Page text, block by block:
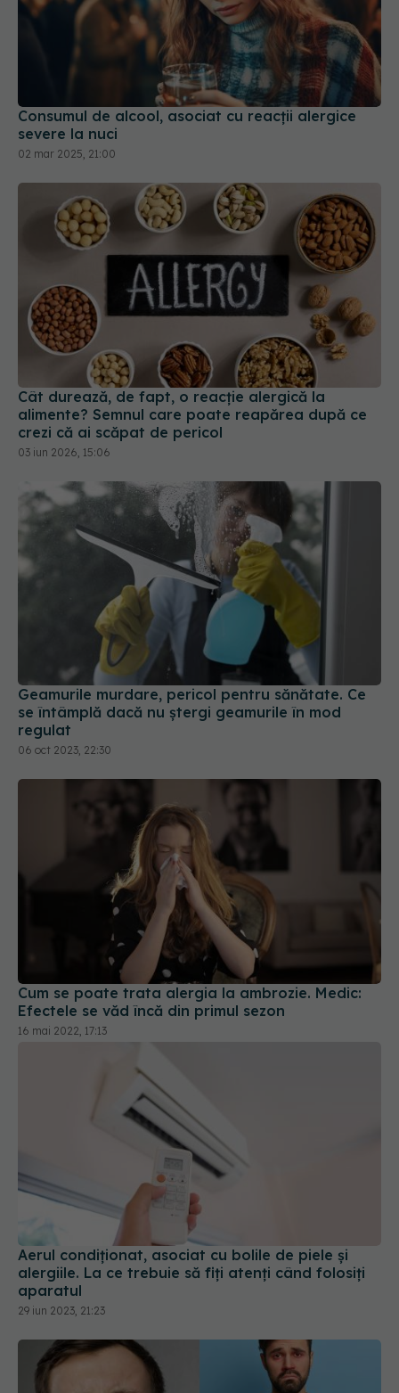
Consumul de alcool, asociat cu reacții alergice
severe la nuci
02 mar 2025, 21:00
Cât durează, de fapt, o reacție alergică la
alimente? Semnul care poate reapărea după ce
crezi că ai scăpat de pericol
03 iun 2026, 15:06
Geamurile murdare, pericol pentru sănătate. Ce
se întâmplă dacă nu ștergi geamurile în mod
regulat
06 oct 2023, 22:30
Cum se poate trata alergia la ambrozie. Medic:
Efectele se văd încă din primul sezon
16 mai 2022, 17:13
Aerul condiționat, asociat cu bolile de piele și
alergiile. La ce trebuie să fiți atenți când folosiți
aparatul
29 iun 2023, 21:23